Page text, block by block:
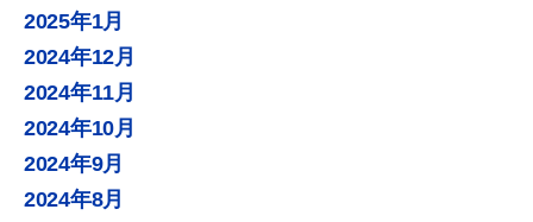
2025年1月
2024年12月
2024年11月
2024年10月
2024年9月
2024年8月